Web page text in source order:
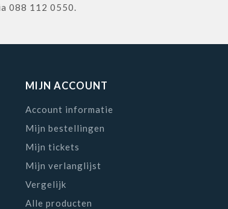
088 112 0550.
MIJN ACCOUNT
Account informatie
Mijn bestellingen
Mijn tickets
Mijn verlanglijst
Vergelijk
Alle producten